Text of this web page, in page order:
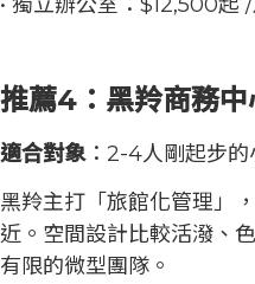
推薦4：黑羚商務
適合對象：2-4人剛起步的
黑羚主打「旅館化管理」
近。空間設計比較活潑、
有限的微型團隊。